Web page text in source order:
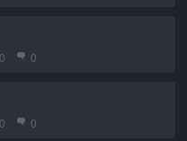
0 0
0 0